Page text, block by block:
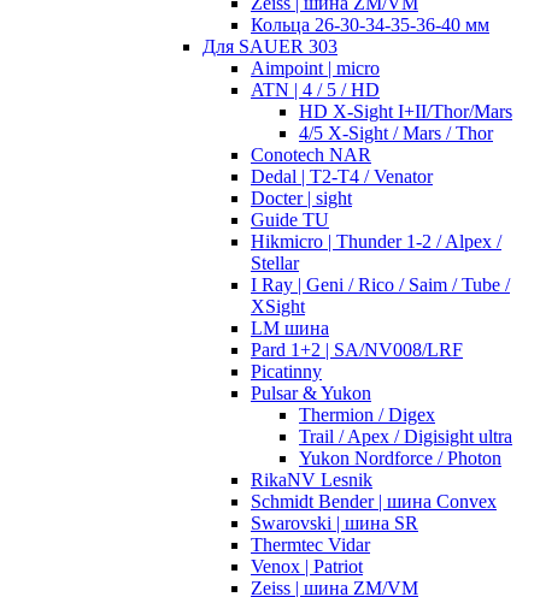
Кольца 26-30-34-35-36-40 мм
Для SAUER 303
Aimpoint | micro
ATN | 4 / 5 / HD
HD X-Sight I+II/Thor/Mars
4/5 X-Sight / Mars / Thor
Conotech NAR
Dedal | T2-T4 / Venator
Docter | sight
Guide TU
Hikmicro | Thunder 1-2 / Alpex /
Stellar
I Ray | Geni / Rico / Saim / Tube /
XSight
LM шина
Pard 1+2 | SA/NV008/LRF
Picatinny
Pulsar & Yukon
Thermion / Digex
Trail / Apex / Digisight ultra
Yukon Nordforce / Photon
RikaNV Lesnik
Schmidt Bender | шина Convex
Swarovski | шина SR
Thermtec Vidar
Venox | Patriot
Zeiss | шина ZM/VM